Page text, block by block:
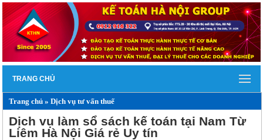
TRANG CHỦ
Trang chủ »Dịch vụ tư vấn thuế
Dịch vụ làm sổ sách kế toán tại Nam Từ
Liêm Hà Nội Giá rẻ Uy tín